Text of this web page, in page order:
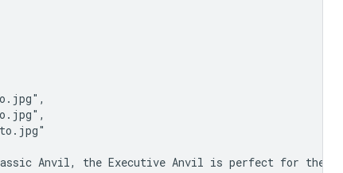
Anvil, the Executive Anvil is perfect for the